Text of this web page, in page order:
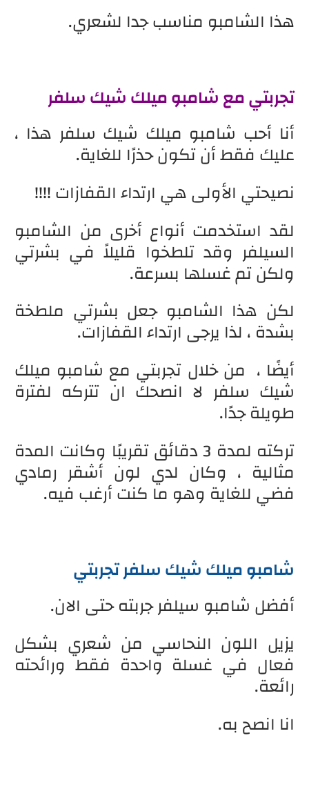
هذا الشامبو مناسب جدا لشعري.
تجربتي مع شامبو ميلك شيك سلفر
أنا أحب شامبو ميلك شيك سلفر هذا ،
عليك فقط أن تكون حذرًا للغاية.
نصيحتي الأولى هي ارتداء القفازات !!!!
لقد استخدمت أنواع أخرى من الشامبو
السيلفر وقد تلطخوا قليلاً في بشرتي
ولكن تم غسلها بسرعة.
لكن هذا الشامبو جعل بشرتي ملطخة
بشدة ، لذا يرجى ارتداء القفازات.
أيضًا ، من خلال تجربتي مع شامبو ميلك
شيك سلفر لا انصحك ان تتركه لفترة
طويلة جدًا.
تركته لمدة 3 دقائق تقريبًا وكانت المدة
مثالية ، وكان لدي لون أشقر رمادي
فضي للغاية وهو ما كنت أرغب فيه.
شامبو ميلك شيك سلفر تجربتي
أفضل شامبو سيلفر جربته حتى الان.
يزيل اللون النحاسي من شعري بشكل
فعال في غسلة واحدة فقط ورائحته
رائعة.
انا انصح به.